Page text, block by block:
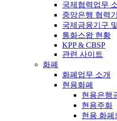
국제협력업무
중앙은행 협력
국제금융기구
통화스왑 현황
KPP & CBSP
관련 사이트
화폐
화폐업무 소개
현용화폐
현용은행
현용주화
현용 화폐